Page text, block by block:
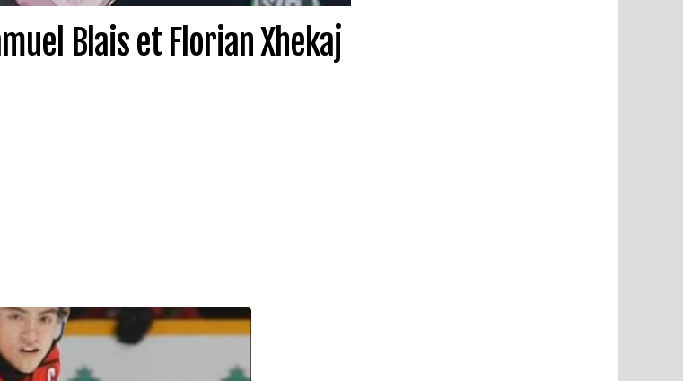
Blais et Florian Xhekaj